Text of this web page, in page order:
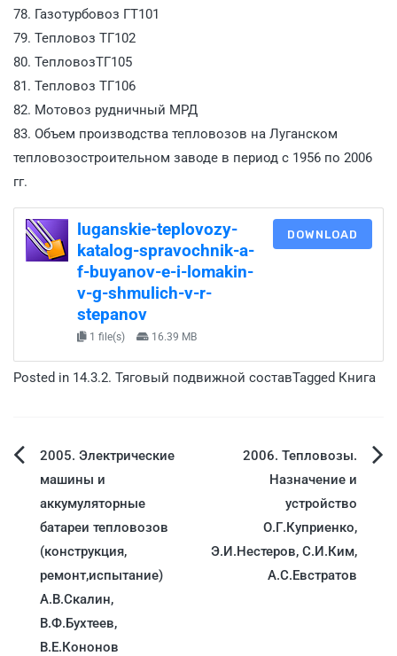
78. Газотурбовоз ГТ101
79. Тепловоз ТГ102
80. ТепловозТГ105
81. Тепловоз ТГ106
82. Мотовоз рудничный МРД
83. Объем производства тепловозов на Луганском
тепловозостроительном заводе в период с 1956 по 2006
гг.
luganskie-teplovozy-
katalog-spravochnik-a-
f-buyanov-e-i-lomakin-
v-g-shmulich-v-r-
stepanov
1 file(s) 16.39 MB
DOWNLOAD
Posted in 14.3.2. Тяговый подвижной составTagged Книга
2005. Электрические
машины и
аккумуляторные
батареи тепловозов
(конструкция,
ремонт,испытание)
А.В.Скалин,
В.Ф.Бухтеев,
В.Е.Кононов
2006. Тепловозы.
Назначение и
устройство
О.Г.Куприенко,
Э.И.Нестеров, С.И.Ким,
А.С.Евстратов